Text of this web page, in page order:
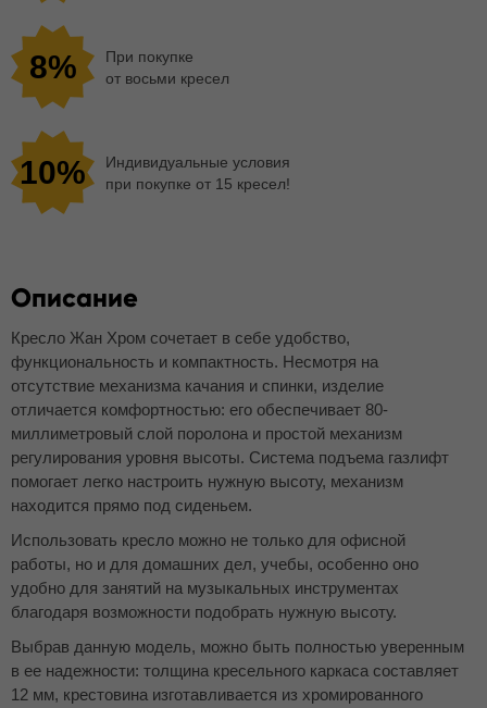
8%
При покупке
от восьми кресел
10%
Индивидуальные условия
при покупке от 15 кресел!
Описание
Кресло Жан Хром сочетает в себе удобство,
функциональность и компактность. Несмотря на
отсутствие механизма качания и спинки, изделие
отличается комфортностью: его обеспечивает 80-
миллиметровый слой поролона и простой механизм
регулирования уровня высоты. Система подъема газлифт
помогает легко настроить нужную высоту, механизм
находится прямо под сиденьем.
Использовать кресло можно не только для офисной
работы, но и для домашних дел, учебы, особенно оно
удобно для занятий на музыкальных инструментах
благодаря возможности подобрать нужную высоту.
Выбрав данную модель, можно быть полностью уверенным
в ее надежности: толщина кресельного каркаса составляет
12 мм, крестовина изготавливается из хромированного